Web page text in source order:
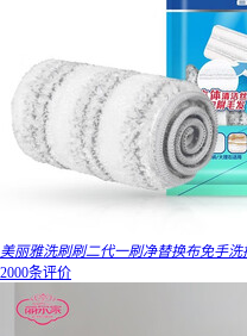
美丽雅洗刷刷二代一刷净替换布免手
2000条评价